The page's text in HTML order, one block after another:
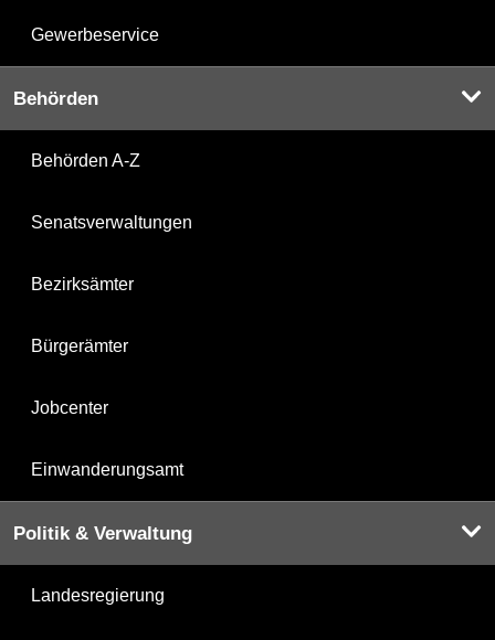
Gewerbeservice
Behörden
Behörden A-Z
Senatsverwaltungen
Bezirksämter
Bürgerämter
Jobcenter
Einwanderungsamt
Politik & Verwaltung
Landesregierung